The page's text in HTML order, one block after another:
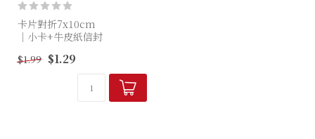
卡片對折7x10cm
｜小卡+牛皮紙信封
商品照和實際商品，顏色有點
差距是正常的哦!
$1.99 $1.29